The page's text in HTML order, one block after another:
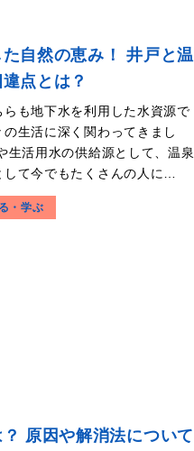
自然の恵み！ 井戸と温
点とは？
も地下水を利用した水資源で
生活に深く関わってきまし
生活用水の供給源として、温泉
して今でもたくさんの人に…
・学ぶ
？ 原因や解消法について